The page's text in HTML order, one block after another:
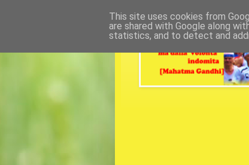
This site uses cookies from
are shared with Google along
statistics, and to detect and